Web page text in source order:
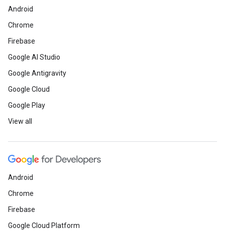
Android
Chrome
Firebase
Google AI Studio
Google Antigravity
Google Cloud
Google Play
View all
Android
Chrome
Firebase
Google Cloud Platform